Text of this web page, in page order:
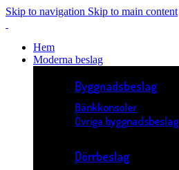
Skip to navigation Skip to main content
Hem
Moderna beslag
Byggnadsbeslag
Bänkkonsoler
Övriga byggnadsbeslag
Dörrbeslag